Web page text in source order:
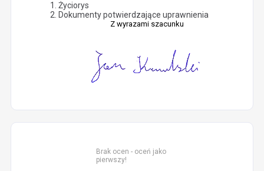
Życiorys
Dokumenty potwierdzające uprawnienia
Z wyrazami szacunku
Brak ocen - oceń jako
pierwszy!